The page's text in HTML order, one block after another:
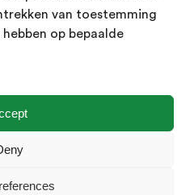
van toestemming
op bepaalde